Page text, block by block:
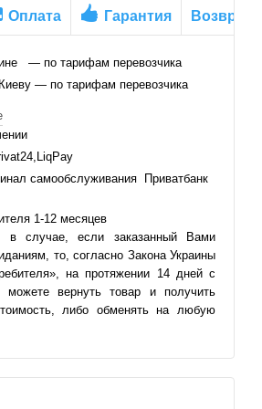
Оплата Гарантия Возврат
— по тарифам перевозчика
— по тарифам перевозчика
самообслуживания Приватбанк
1-12 месяцев
в случае, если заказанный Вами
то, согласно Закона Украины
на протяжении 14 дней с
вернуть товар и получить
либо обменять на любую